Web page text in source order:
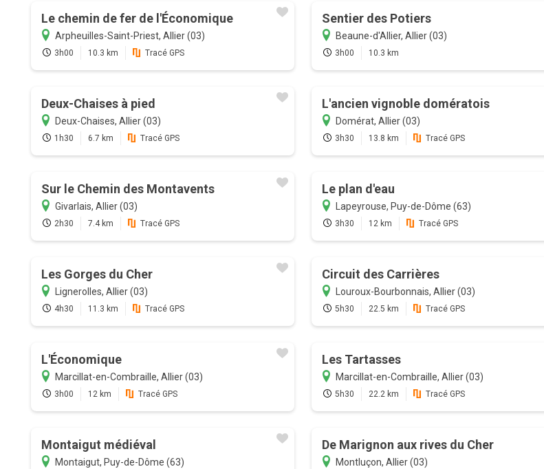
Le chemin de fer de l'Économique
Arpheuilles-Saint-Priest, Allier (03)
3h00 10.3 km Tracé GPS
Sentier des Potiers
Beaune-d'Allier, Allier (03)
3h00 10.3 km
Deux-Chaises à pied
Deux-Chaises, Allier (03)
1h30 6.7 km Tracé GPS
L'ancien vignoble domératois
Domérat, Allier (03)
3h30 13.8 km Tracé GPS
Sur le Chemin des Montavents
Givarlais, Allier (03)
2h30 7.4 km Tracé GPS
Le plan d'eau
Lapeyrouse, Puy-de-Dôme (63)
3h30 12 km Tracé GPS
Les Gorges du Cher
Lignerolles, Allier (03)
4h30 11.3 km Tracé GPS
Circuit des Carrières
Louroux-Bourbonnais, Allier (03)
5h30 22.5 km Tracé GPS
L'Économique
Marcillat-en-Combraille, Allier (03)
3h00 12 km Tracé GPS
Les Tartasses
Marcillat-en-Combraille, Allier (03)
5h30 22.2 km Tracé GPS
Montaigut médiéval
Montaigut, Puy-de-Dôme (63)
De Marignon aux rives du Cher
Montluçon, Allier (03)